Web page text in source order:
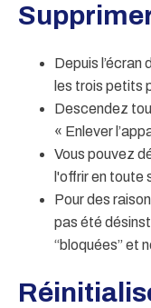
Depuis l’écran
les trois petits
Descendez
« Enlever
Vous pouvez
l'offrir en toute
Pour des
pas été
“bloquées” et